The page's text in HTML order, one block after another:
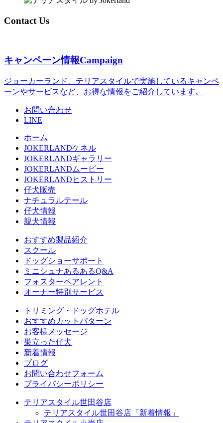
Contact Us
キャンペーン情報Campaign
ジョーカーランド、テリアスタイルで実施しているキャンペ
ーンやサービスなど、お得な情報をご紹介しています。
お問い合わせ
LINE
ホーム
JOKERLANDケネル
JOKERLANDギャラリー
JOKERLANDムービー
JOKERLANDヒストリー
仔犬販売
ナチュラルテール
仔犬情報
親犬情報
おすすめ製品紹介
スクール
ドッグショーサポート
ミニシュナあるあるQ&A
フォスターペアレント
オーナー特別サービス
トリミング・ドッグホテル
おすすめカットパターン
お客様メッセージ
巣立った仔犬
新着情報
ブログ
お問い合わせフォーム
プライバシーポリシー
テリアスタイル世田谷店
テリアスタイル世田谷店「新着情報」